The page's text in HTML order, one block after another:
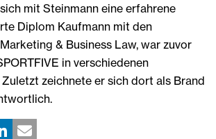
mit Steinmann eine erfahrene
Diplom Kaufmann mit den
& Business Law, war zuvor
in verschiedenen
zeichnete er sich dort als Brand